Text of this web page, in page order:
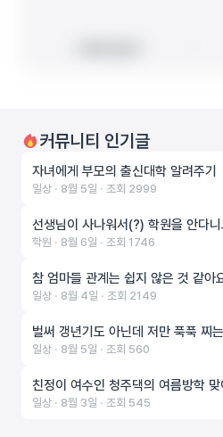
커뮤니티 인기글
자녀에게 부모의 출신대학 알려주기
일상 ‧ 8월 5일 ‧ 조회 2999
선생님이 사나워서(?) 학원을 안다
학원 ‧ 8월 6일 ‧ 조회 1746
참 엄마들 관계는 쉽지 않은 것 같아
일상 ‧ 8월 4일 ‧ 조회 2149
벌써 갱년기도 아닌데 저만 푹푹 찌
일상 ‧ 8월 5일 ‧ 조회 560
친정이 여수인 청주댁의 여름방학 맞
일상 ‧ 8월 3일 ‧ 조회 545